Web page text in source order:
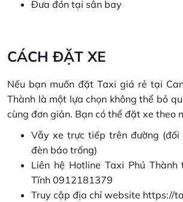
Đưa đón tại sân bay
CÁCH ĐẶT XE
Nếu bạn muốn đặt Taxi giá rẻ tại
Thành là một lựa chọn không thể bỏ
cùng đơn giản. Bạn có thể đặt xe theo
Vẫy xe trực tiếp trên đường (đối
đèn báo trống)
Liên hệ Hotline Taxi Phú
Tĩnh 0912181379
Truy cập địa chỉ website https://